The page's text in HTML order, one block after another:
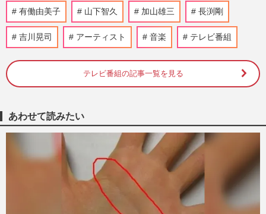
《俳優業に「ガッカリした」女子アナラン
キング》田中みな実、森香澄らを抑え
た“ワースト1位”は「何をや…
週刊女性2026年7月21日号 2026/7/13
《俳優業が「ハマった」女子アナランキン
グ》元フジテレビ・八木亜希子、高島彩ら
週刊女性2026年7月21日号
《報道番組「続けてほしい！」司会者ラン
キングTOP10》明るく元気・水卜麻美アナ
を抑えたトップ2は、羽鳥慎…
週刊女性2026年6月2日号 2026/5/21
有働由美子 山下智久 加山雄三 長渕剛
吉川晃司 アーティスト 音楽 テレビ番組
テレビ番組の記事一覧を見る
あわせて読みたい